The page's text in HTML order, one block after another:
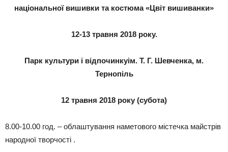
національної вишивки та костюма «Цвіт вишиванки»
12-13 травня 2018 року.
Парк культури і відпочинкуім. Т. Г. Шевченка, м.
Тернопіль
12 травня 2018 року (субота)
8.00-10.00 год. – облаштування наметового містечка майстрів
народної творчості .